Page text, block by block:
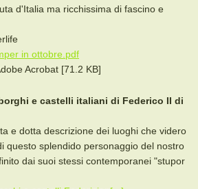
d'Italia ma ricchissima di fascino e
in ottobre.pdf
Acrobat [71.2 KB]
e castelli italiani di Federico II di
e dotta descrizione dei luoghi che videro
questo splendido personaggio del nostro
dai suoi stessi contemporanei "stupor